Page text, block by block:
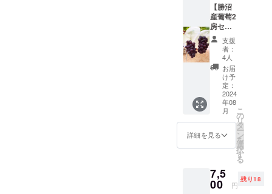
【勝沼
産葡萄2
房セッ
ト】ピ
オーネ×
ピオー
ネ(送料
込) 勝沼
産ピ
オーネ
を2房お
届けい
たしま
す。
【重
量】(目
あたり
700~80
0g前後
支援
者：
4人
お届
け予
定：
2024
年08
月
詳細を見る
こ
の
リ
タ
ー
ン
を
選
択
す
る
7,5
00 円
残り18